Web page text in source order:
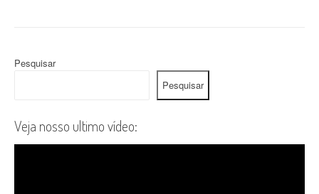
Pesquisar
Pesquisar
Veja nosso ultimo vídeo: